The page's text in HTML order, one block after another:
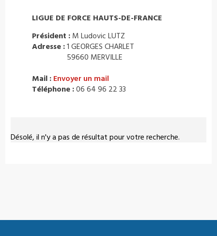
Désolé, il n'y a pas de résultat pour votre recherche.
LIGUE DE FORCE HAUTS-DE-FRANCE
Président : M Ludovic LUTZ
Adresse :1 GEORGES CHARLET
59660 MERVILLE
Mail : Envoyer un mail
Téléphone :06 64 96 22 33